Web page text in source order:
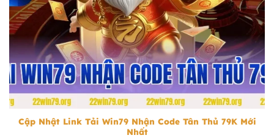
tải Win79 nhận code tân thủ 79k
Cập Nhật Link Tải Win79 Nhận Code Tân Thủ 79K Mới
Nhất